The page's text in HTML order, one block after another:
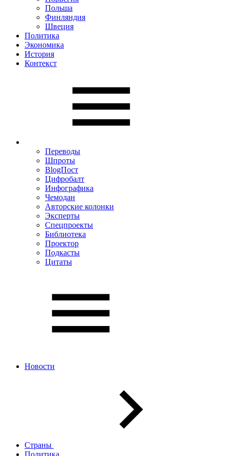
Польша
Финляндия
Швеция
Политика
Экономика
История
Контекст
Переводы
Шпроты
BlogПост
Цифробалт
Инфографика
Чемодан
Авторские колонки
Эксперты
Спецпроекты
Библиотека
Проектор
Подкасты
Цитаты
Новости
Страны
Политика